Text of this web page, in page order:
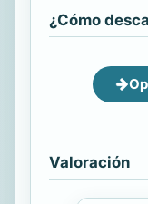
¿Cómo
Valoración